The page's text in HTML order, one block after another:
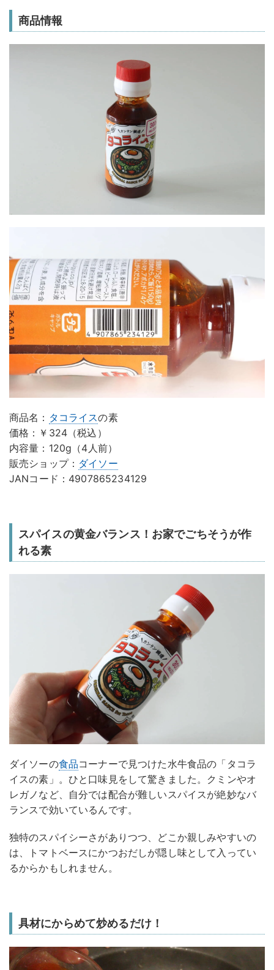
商品情報
商品名： タコライスの素
価格：￥324（税込）
内容量：120g（4人前）
販売ショップ： ダイソー
JANコード：4907865234129
スパイスの黄金バランス！お家でごちそうが作
れる素
ダイソーの食品コーナーで見つけた水牛食品の「タコラ
イスの素」。ひと口味見をして驚きました。クミンやオ
レガノなど、自分では配合が難しいスパイスが絶妙なバ
ランスで効いているんです。
独特のスパイシーさがありつつ、どこか親しみやすいの
は、トマトベースにかつおだしが隠し味として入ってい
るからかもしれません。
具材にからめて炒めるだけ！